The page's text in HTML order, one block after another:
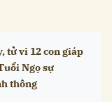
tử vi 12 con giáp
Ngọ sự
thông